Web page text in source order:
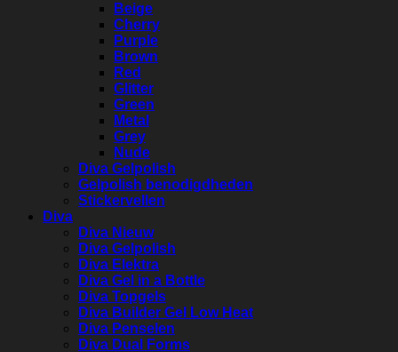
Beige
Cherry
Purple
Brown
Red
Glitter
Green
Metal
Grey
Nude
Diva Gelpolish
Gelpolish benodigdheden
Stickervellen
Diva
Diva Nieuw
Diva Gelpolish
Diva Elektra
Diva Gel in a Bottle
Diva Topgels
Diva Builder Gel Low Heat
Diva Penselen
Diva Dual Forms